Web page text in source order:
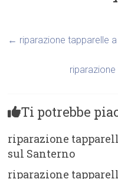
← riparazione tapparelle
Ti potrebbe
riparazione
sul Santerno
riparazione